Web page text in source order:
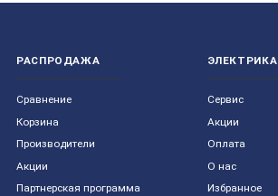
РАСПРОДАЖА
Сравнение
Корзина
Производители
Акции
Партнерская программа
ЭЛЕКТРИКА
Сервис
Акции
Оплата
О нас
Избранное